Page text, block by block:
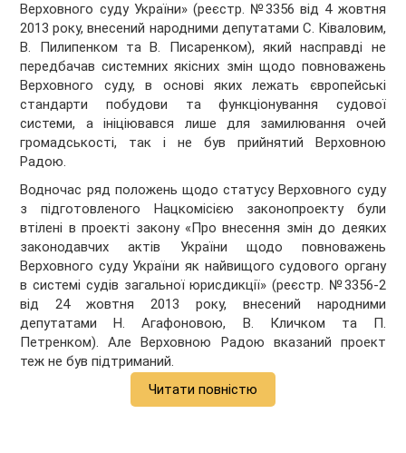
Верховного суду України» (реєстр. №3356 від 4 жовтня
2013 року, внесений народними депутатами С. Ківаловим,
В. Пилипенком та В. Писаренком), який насправді не
передбачав системних якісних змін щодо повноважень
Верховного суду, в основі яких лежать європейські
стандарти побудови та функціонування судової
системи, а ініціювався лише для замилювання очей
громадськості, так і не був прийнятий Верховною
Радою.
Водночас ряд положень щодо статусу Верховного суду
з підготовленого Нацкомісією законопроекту були
втілені в проекті закону «Про внесення змін до деяких
законодавчих актів України щодо повноважень
Верховного суду України як найвищого судового органу
в системі судів загальної юрисдикції» (реєстр. №3356-2
від 24 жовтня 2013 року, внесений народними
депутатами Н. Агафоновою, В. Кличком та П.
Петренком). Але Верховною Радою вказаний проект
теж не був підтриманий.
Читати повністю